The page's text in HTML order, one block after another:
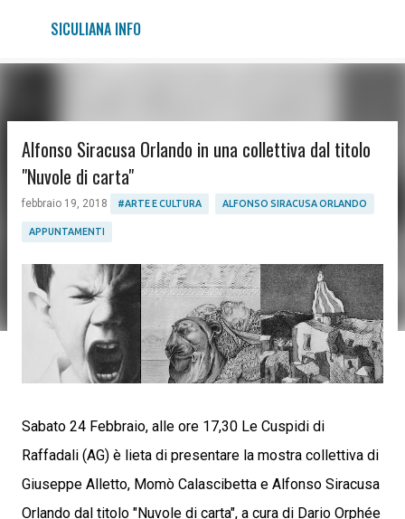
Passa ai contenuti principali
SICULIANA INFO
Alfonso Siracusa Orlando in una collettiva dal titolo
"Nuvole di carta"
febbraio 19, 2018 #ARTE E CULTURA ALFONSO SIRACUSA ORLANDO
APPUNTAMENTI
Sabato 24 Febbraio, alle ore 17,30 Le Cuspidi di
Raffadali (AG) è lieta di presentare la mostra collettiva di
Giuseppe Alletto, Momò Calascibetta e Alfonso Siracusa
Orlando dal titolo "Nuvole di carta", a cura di Dario Orphée